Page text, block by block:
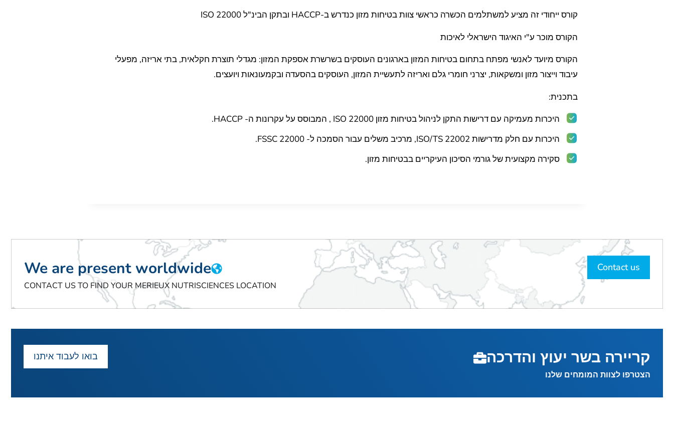
קורס ייחודי זה מציע למשתלמים הכשרה כראשי צוות בטיחות מזון כנדרש ב-HACCP ובתקן הבינ"ל ISO 22000
הקורס מוכר ע"י האיגוד הישראלי לאיכות
הקורס מיועד לאנשי מפתח בתחום בטיחות המזון בארגונים העוסקים בשרשרת אספקת המזון: מגדלי תוצרת חקלאית, בתי אריזה, מפעלי
עיבוד וייצור מזון ומשקאות, יצרני חומרי גלם ואריזה לתעשיית המזון, העוסקים בהסעדה ובקמעונאות ויועצים.
בתכנית:
היכרות מעמיקה עם דרישות התקן לניהול בטיחות מזון ISO 22000 , המבוסס על עקרונות ה- HACCP.
היכרות עם חלק מדרישות ISO/TS 22002, מרכיב משלים עבור הסמכה ל- FSSC 22000.
סקירה מקצועית של גורמי הסיכון העיקריים בבטיחות מזון.
Contact us
We are present worldwide
CONTACT US TO FIND YOUR MERIEUX NUTRISCIENCES LOCATION
קריירה בשר יעוץ והדרכה
הצטרפו לצוות המומחים שלנו
בואו לעבוד איתנו